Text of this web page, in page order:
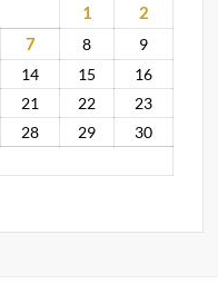
1
2
7 8
9
14 15
16
21 22
23
28 29
30